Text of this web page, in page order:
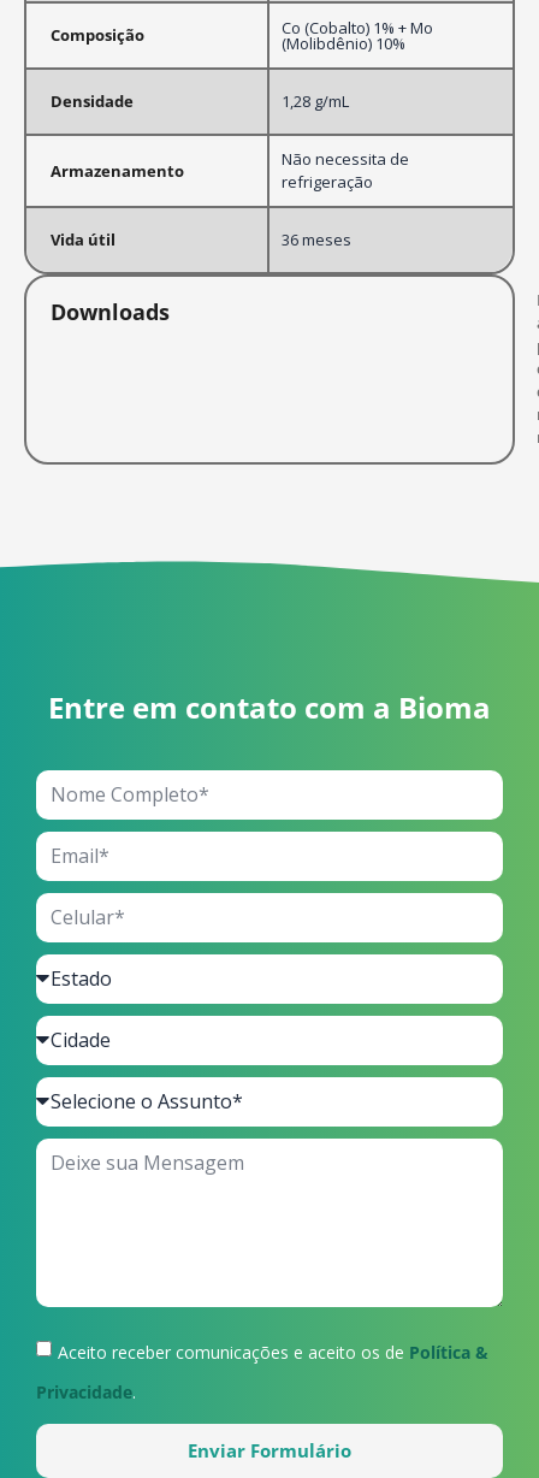
Composição Co (Cobalto) 1% + Mo
(Molibdênio) 10%
Densidade 1,28 g/mL
Armazenamento
Não necessita de
refrigeração
Vida útil 36 meses
Downloads
Entre em contato com a Bioma
Aceito receber comunicações e aceito os de Política &
Privacidade.
Enviar Formulário